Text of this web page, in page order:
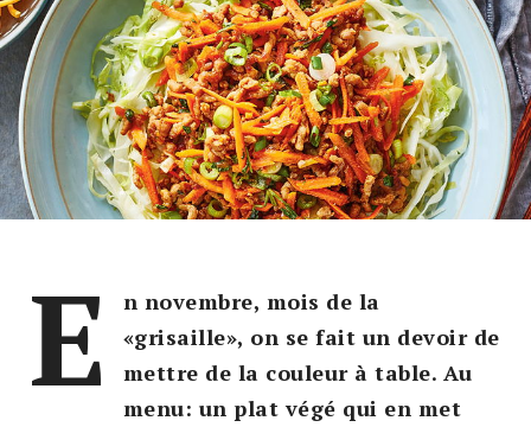
E
n novembre, mois de la
«grisaille», on se fait un devoir de
mettre de la couleur à table. Au
menu: un plat végé qui en met